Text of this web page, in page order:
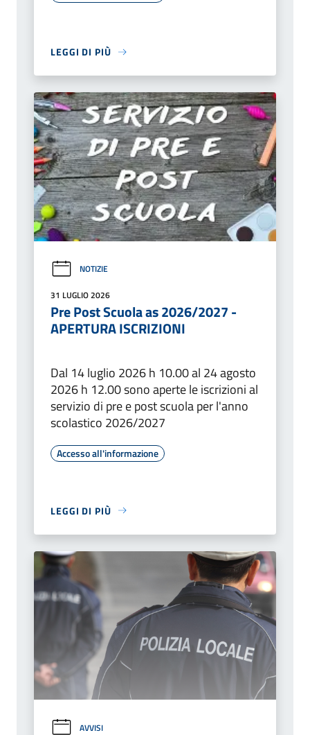
LEGGI DI PIÙ
NOTIZIE
31 LUGLIO 2026
Pre Post Scuola as 2026/2027 -
APERTURA ISCRIZIONI
Dal 14 luglio 2026 h 10.00 al 24 agosto
2026 h 12.00 sono aperte le iscrizioni al
servizio di pre e post scuola per l'anno
scolastico 2026/2027
Accesso all'informazione
LEGGI DI PIÙ
AVVISI